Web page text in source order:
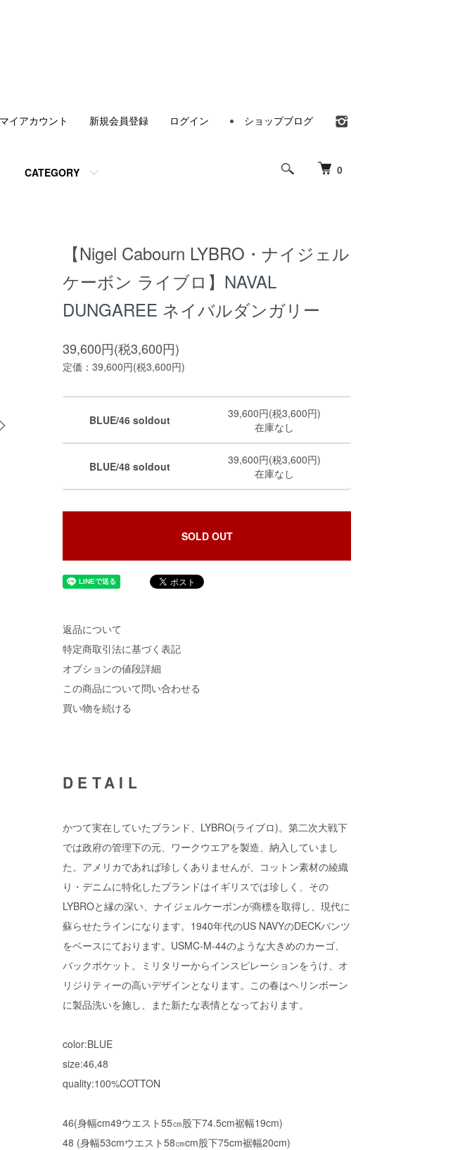
0
CATEGORY
マイアカウント 新規会員登録 ログイン ショップブログ
【Nigel Cabourn LYBRO・ナイジェル
ケーボン ライブロ】NAVAL
DUNGAREE ネイバルダンガリー
39,600円(税3,600円)
定価：39,600円(税3,600円)
BLUE/46 soldout
39,600円(税3,600円)
在庫なし
BLUE/48 soldout
39,600円(税3,600円)
在庫なし
SOLD OUT
返品について
特定商取引法に基づく表記
オプションの値段詳細
この商品について問い合わせる
買い物を続ける
DETAIL
かつて実在していたブランド、LYBRO(ライブロ)。第二次大戦下
では政府の管理下の元、ワークウエアを製造、納入していまし
た。アメリカであれば珍しくありませんが、コットン素材の綾織
り・デニムに特化したブランドはイギリスでは珍しく、その
LYBROと縁の深い、ナイジェルケーボンが商標を取得し、現代に
蘇らせたラインになります。1940年代のUS NAVYのDECKパンツ
をベースにております。USMC-M-44のような大きめのカーゴ、
バックポケット。ミリタリーからインスピレーションをうけ、オ
リジりティーの高いデザインとなります。この春はヘリンボーン
に製品洗いを施し、また新たな表情となっております。
color:BLUE
size:46,48
quality:100%COTTON
46(身幅cm49ウエスト55㎝股下74.5cm裾幅19cm)
48 (身幅53cmウエスト58㎝cm股下75cm裾幅20cm)